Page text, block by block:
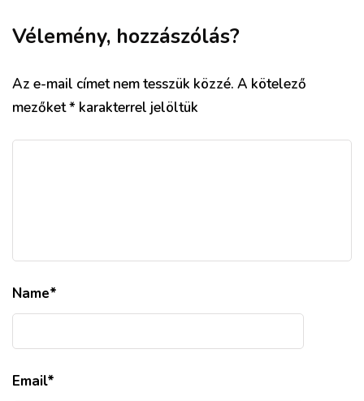
Vélemény, hozzászólás?
Az e-mail címet nem tesszük közzé. A kötelező
mezőket* karakterrel jelöltük
Name*
Email*